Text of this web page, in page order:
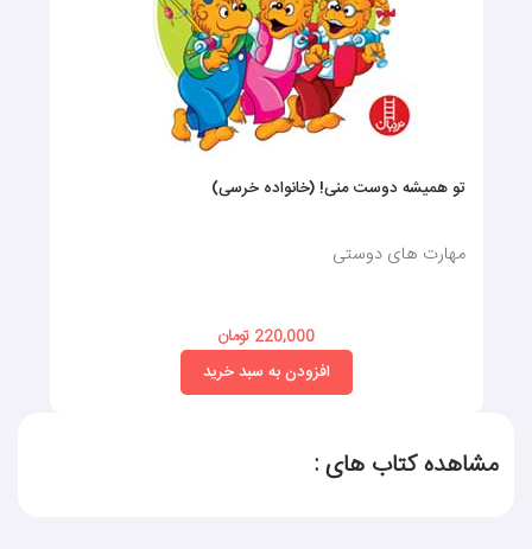
تو همیشه دوست منی! (خانواده خرسی)
مهارت های دوستی
220,000 تومان
افزودن به سبد خرید
مشاهده کتاب های :